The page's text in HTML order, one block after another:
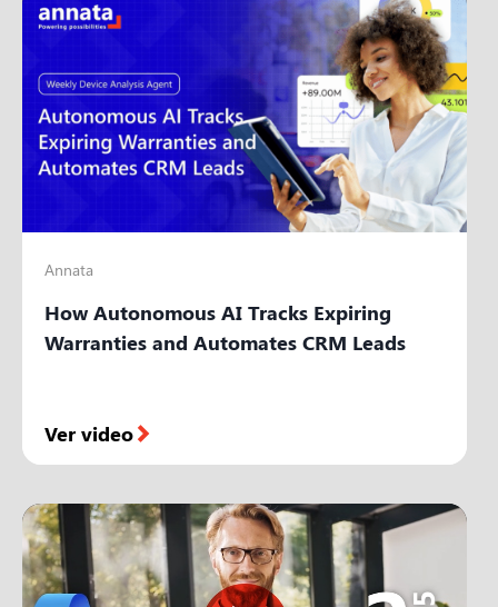
Annata
How Autonomous AI Tracks Expiring
Warranties and Automates CRM Leads
Ver video